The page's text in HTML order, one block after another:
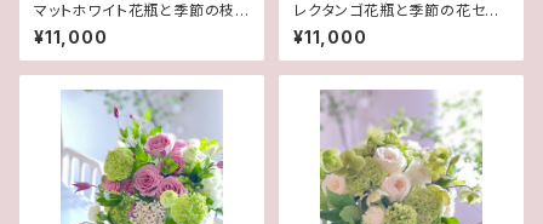
マットホワイト花瓶と季節の枝
物またはグリーン
¥11,000
レクタンゴ花瓶と季節の花セッ
ト 送料込み
¥11,000